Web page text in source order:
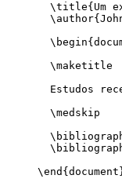
\title{Um
\author
\begin{
\maketitle
Estudos
\medskip
\end { document